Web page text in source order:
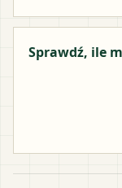
Sprawdź, ile